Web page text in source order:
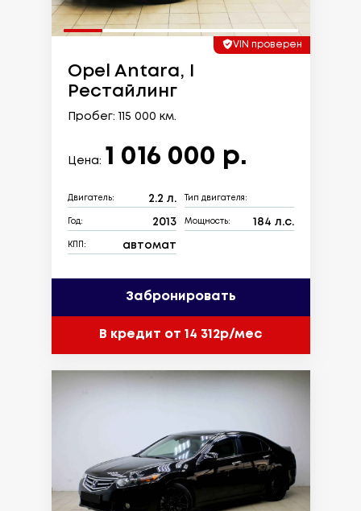
VIN проверен
Opel Antara, I
Рестайлинг
Пробег: 115 000 км.
Цена: 1 016 000 р.
Двигатель: 2.2 л. Тип двигателя:
Год: 2013 Мощность: 184 л.с.
КПП: автомат
Забронировать
В кредит от 14 312р/мес